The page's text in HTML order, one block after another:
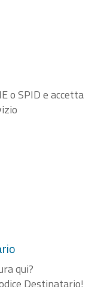
o SPID e accetta
qui?
Destinatario!